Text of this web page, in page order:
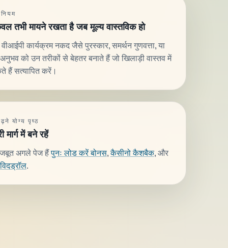
तभी मायने रखता है जब मूल्य वास्तविक हो
वीआईपी कार्यक्रम नकद जैसे पुरस्कार, समर्थन गुणवत्ता, या
को उन तरीकों से बेहतर बनाते हैं जो खिलाड़ी वास्तव में
हैं सत्यापित करें।
योग्य पृष्ठ
मार्ग में बने रहें
अगले पेज हैंपुनः लोड करें बोनस,कैसीनो कैशबैक, और
.